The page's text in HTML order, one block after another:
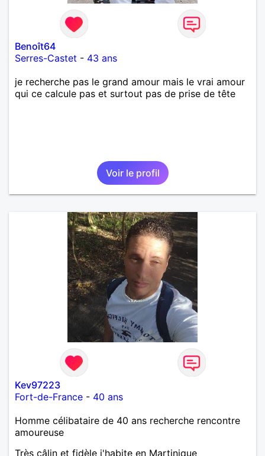
Benoît64
Serres-Castet - 43 ans
je recherche pas le grand amour mais le vrai amour
qui ce calcule pas et surtout pas de prise de tête
Voir le profil
Kev97223
Fort-de-France - 40 ans
Homme célibataire de 40 ans recherche rencontre
amoureuse
Très câlin et fidèle j'habite en Martinique